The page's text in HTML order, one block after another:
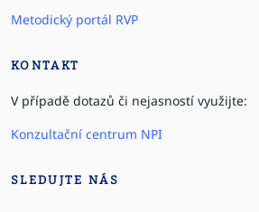
Metodický portál RVP
KONTAKT
V případě dotazů či nejasností využijte:
Konzultační centrum NPI
SLEDUJTE NÁS